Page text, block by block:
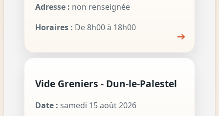
Adresse : non renseignée
Horaires : De 8h00 à 18h00
➔
Vide Greniers - Dun-le-Palestel
Date : samedi 15 août 2026